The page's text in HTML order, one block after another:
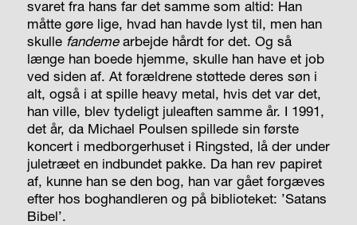
svaret fra hans far det samme som altid: Han
måtte gøre lige, hvad han havde lyst til, men han
skulle fandemearbejde hårdt for det. Og så
længe han boede hjemme, skulle han have et job
ved siden af. At forældrene støttede deres søn i
alt, også i at spille heavy metal, hvis det var det,
han ville, blev tydeligt juleaften samme år. I 1991,
det år, da Michael Poulsen spillede sin første
koncert i medborgerhuset i Ringsted, lå der under
juletræet en indbundet pakke. Da han rev papiret
af, kunne han se den bog, han var gået forgæves
efter hos boghandleren og på biblioteket: ’Satans
Bibel’.